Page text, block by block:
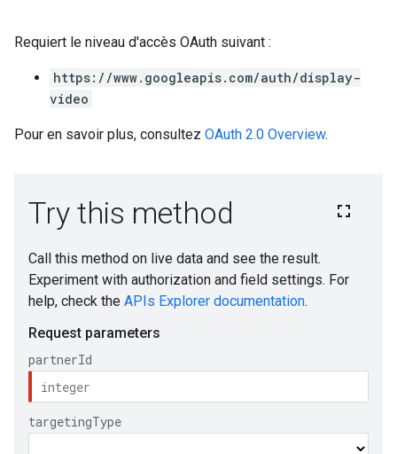
Requiert le niveau d'accès OAuth suivant :
https://www.googleapis.com/auth/display-
video
Pour en savoir plus, consultez OAuth 2.0 Overview.